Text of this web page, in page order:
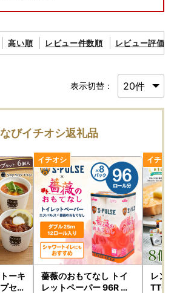
高い順 レビュー件数順 レビュー評価順
表示切替：
びイチオシ返礼品
ーキ
セッ
薔薇のおもてなし トイ
レットペーパー 96R ダ
レン
TTO